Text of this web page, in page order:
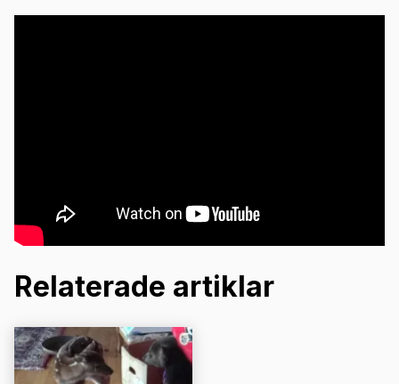
Relaterade artiklar